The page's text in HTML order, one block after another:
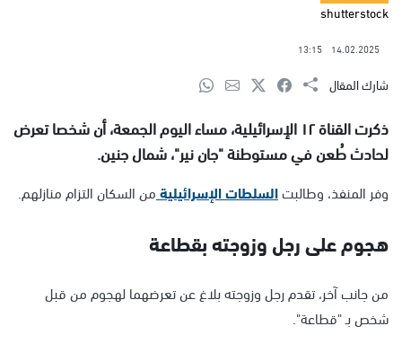
shutterstock
14.02.2025
13:15
شارك المقال
ذكرت القناة ١٢ الإسرائيلية، مساء اليوم الجمعة، أن شخصا تعرض
لحادث طُعن في مستوطنة "جان نير"، شمال جنين.
وفر المنفذ، وطالبتالسلطات الإسرائيليةمن السكان التزام منازلهم.
هجوم على رجل وزوجته بقطاعة
من جانب آخر، تقدم رجل وزوجته بلاغ عن تعرضهما لهجوم من قبل
شخص بـ "قطاعة".